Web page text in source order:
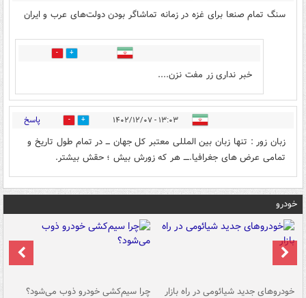
سنگ تمام صنعا برای غزه در زمانه تماشاگر بودن دولت‌های عرب و ایران
1
خبر نداری زر مفت نزن....
۱۳:۰۳ - ۱۴۰۲/۱۲/۰۷ 1 پاسخ
زبان زور : تنها زبان بین المللی معتبر کل جهان ـــ در تمام طول تاریخ و
تمامی عرض های جغرافیا.ــــ هر که زورش بیش ؛ حقش بیشتر.
خودرو
خودروهای جدید شیائومی در راه بازار چرا سیم‌کشی خودرو ذوب می‌شود؟